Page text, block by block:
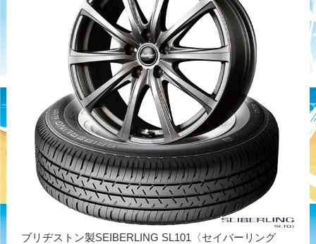
ブリヂストン製SEIBERLING SL101〈セイバーリング